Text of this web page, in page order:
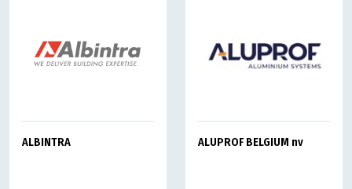
ALBINTRA ALUPROF BELGIUM nv